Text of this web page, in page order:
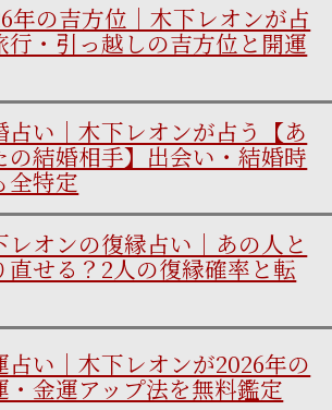
年の吉方位｜木下レオンが占
行・引っ越しの吉方位と開運
占い｜木下レオンが占う【あ
の結婚相手】出会い・結婚時
全特定
レオンの復縁占い｜あの人と
直せる？2人の復縁確率と転
占い｜木下レオンが2026年の
・金運アップ法を無料鑑定